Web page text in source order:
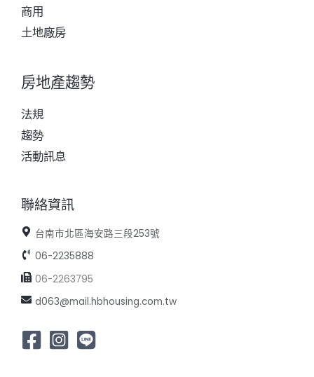
商用
土地廠房
房地產趨勢
法規
趨勢
活動訊息
聯絡資訊
台南市北區海安路三段253號
06-2235888
06-2263795
d063@mail.hbhousing.com.tw